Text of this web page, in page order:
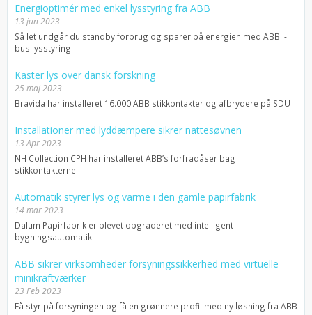
Energioptimér med enkel lysstyring fra ABB
13 jun 2023
Så let undgår du standby forbrug og sparer på energien med ABB i-
bus lysstyring
Kaster lys over dansk forskning
25 maj 2023
Bravida har installeret 16.000 ABB stikkontakter og afbrydere på SDU
Installationer med lyddæmpere sikrer nattesøvnen
13 Apr 2023
NH Collection CPH har installeret ABB’s forfradåser bag
stikkontakterne
Automatik styrer lys og varme i den gamle papirfabrik
14 mar 2023
Dalum Papirfabrik er blevet opgraderet med intelligent
bygningsautomatik
ABB sikrer virksomheder forsyningssikkerhed med virtuelle
minikraftværker
23 Feb 2023
Få styr på forsyningen og få en grønnere profil med ny løsning fra ABB